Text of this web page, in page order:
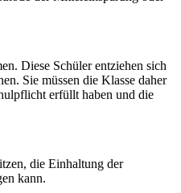
Diese Schüler entziehen sich
Sie müssen die Klasse daher
erfüllt haben und die
die Einhaltung der
kann.